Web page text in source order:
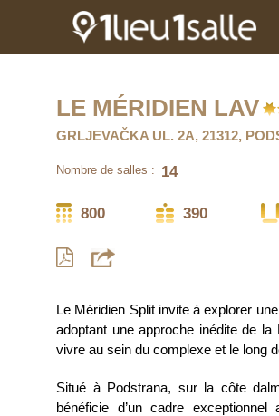
LE MÉRIDIEN LAV
GRLJEVAČKA UL. 2A, 21312,
Nombre de salles : 14
800 390
Le Méridien Split invite à explorer
adoptant une approche inédite de
vivre au sein du complexe et le long
Situé à Podstrana, sur la côte
bénéficie d’un cadre